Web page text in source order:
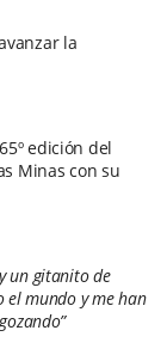
la
edición del
Minas con su
un gitanito de
el mundo y me han